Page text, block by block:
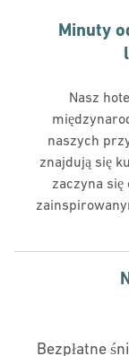
Minuty
Nasz
naszych
znajdują się
zaczyna się
Bezpłatne